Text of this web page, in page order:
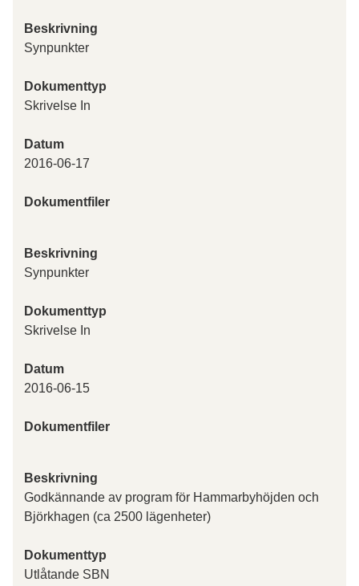
Beskrivning
Synpunkter
Dokumenttyp
Skrivelse In
Datum
2016-06-17
Dokumentfiler
Beskrivning
Synpunkter
Dokumenttyp
Skrivelse In
Datum
2016-06-15
Dokumentfiler
Beskrivning
Godkännande av program för Hammarbyhöjden och
Björkhagen (ca 2500 lägenheter)
Dokumenttyp
Utlåtande SBN